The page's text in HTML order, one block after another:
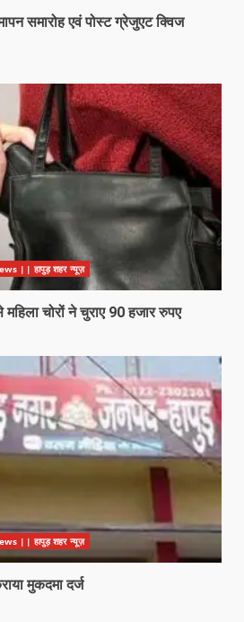
समारोह एवं पोस्ट ग्रेजुएट क्विज
|| हापुड़ शहर न्यूज़
चोरों ने चुराए 90 हजार रुपए
|| हापुड़ शहर न्यूज़
मुकदमा दर्ज